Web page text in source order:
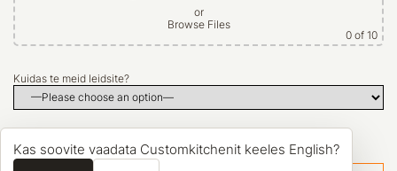
or
Browse Files
0 of 10
Kuidas te meid leidsite?
Nõustun tingimustega
Kas soovite vaadata Customkitchenit keeles English?